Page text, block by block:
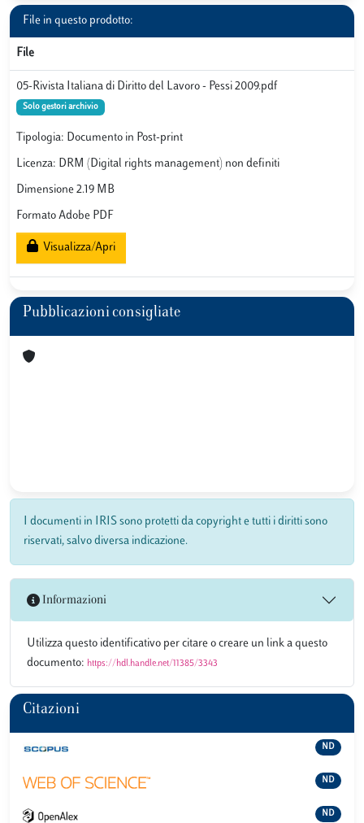
File in questo prodotto:
File
05-Rivista Italiana di Diritto del Lavoro - Pessi 2009.pdf
Solo gestori archivio
Tipologia: Documento in Post-print
Licenza: DRM (Digital rights management) non definiti
Dimensione 2.19 MB
Formato Adobe PDF
Visualizza/Apri
Pubblicazioni consigliate
I documenti in IRIS sono protetti da copyright e tutti i diritti sono
riservati, salvo diversa indicazione.
Informazioni
Utilizza questo identificativo per citare o creare un link a questo
documento: https://hdl.handle.net/11385/3343
Citazioni
ND
ND
ND